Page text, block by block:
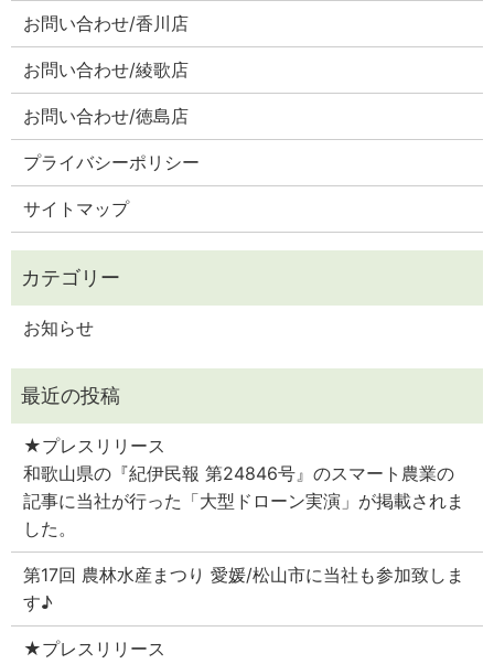
お問い合わせ/香川店
お問い合わせ/綾歌店
お問い合わせ/徳島店
プライバシーポリシー
サイトマップ
お知らせ
★プレスリリース
和歌山県の『紀伊民報 第24846号』のスマート農業の
記事に当社が行った「大型ドローン実演」が掲載されま
した。
第17回 農林水産まつり 愛媛/松山市に当社も参加致しま
す♪
★プレスリリース